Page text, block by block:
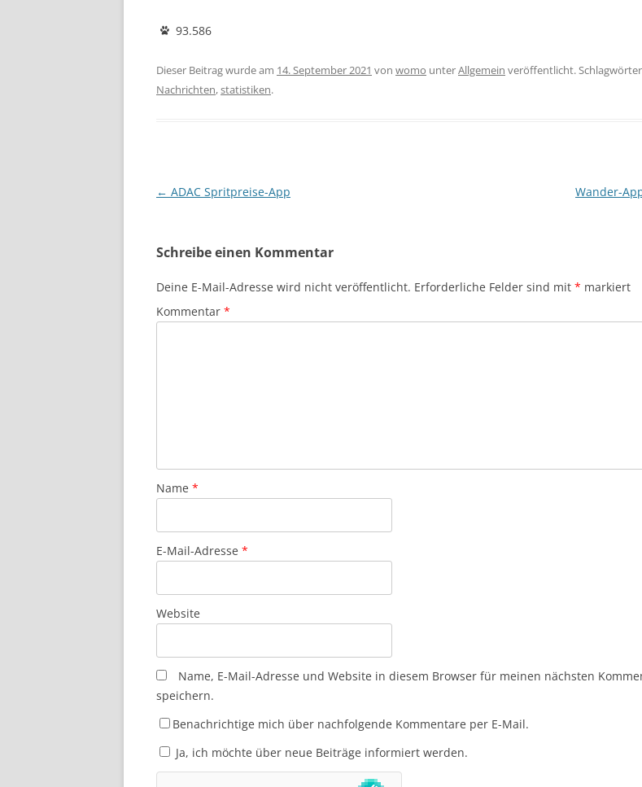
93.586
Dieser Beitrag wurde am 14. September 2021 von womo unterAllgemein veröffentlicht.
Nachrichten,statistiken.
Beitragsnavigation
← ADAC Spritpreise-App Wander-
Schreibe einen Kommentar
Deine E-Mail-Adresse wird nicht veröffentlicht. Erforderliche Felder sind mit * markiert
Kommentar *
Name *
E-Mail-Adresse *
Website
Name, E-Mail-Adresse und Website in diesem Browser für meinen nächsten
speichern.
Benachrichtige mich über nachfolgende Kommentare per E-Mail.
Ja, ich möchte über neue Beiträge informiert werden.